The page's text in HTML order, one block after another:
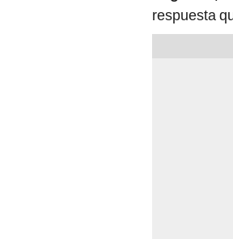
respuesta